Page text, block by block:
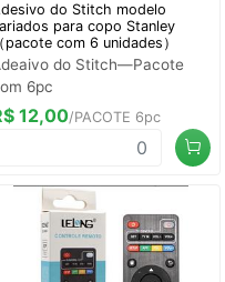
do Stitch modelo
para copo Stanley
（pacote com 6 unidades）
do Stitch—Pacote
6pc
12,00/PACOTE 6pc